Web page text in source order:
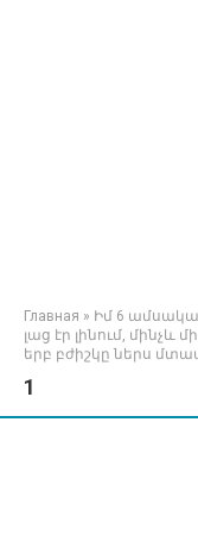
Главная » Իմ 6
լաց էր լինում,
երբ բժիշկը ներս
1